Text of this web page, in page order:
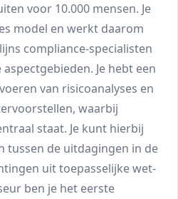
voor 10.000 mensen. Je
model en werkt daarom
compliance-specialisten
Je hebt een
van risicoanalyses en
waarbij
staat. Je kunt hierbij
tussen de uitdagingen in de
uit toepasselijke wet-
ben je het eerste